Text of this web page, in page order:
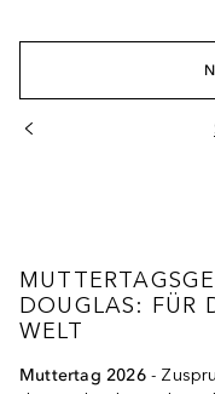
DOUGLAS: FÜR
WELT
Muttertag 2026-